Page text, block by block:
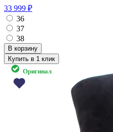
33 999 ₽
36
37
38
Купить в 1 клик
Оригинал